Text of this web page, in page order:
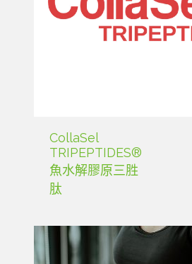
CollaSel
TRIPEPTIDES®
魚水解膠原三胜
肽